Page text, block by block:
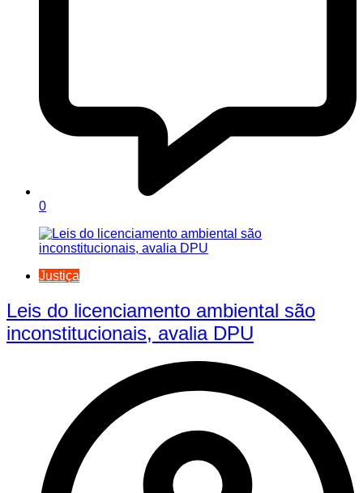
0
Justiça
Leis do licenciamento ambiental são
inconstitucionais, avalia DPU